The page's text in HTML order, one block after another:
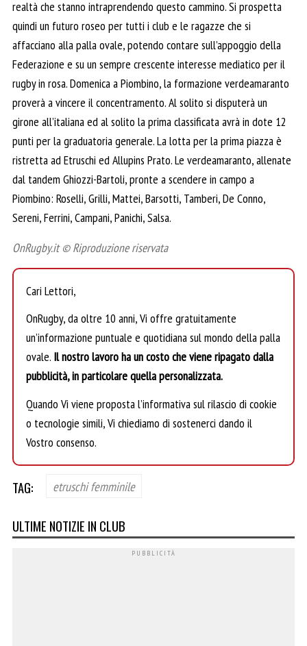
realtà che stanno intraprendendo questo cammino. Si prospetta
quindi un futuro roseo per tutti i club e le ragazze che si
affacciano alla palla ovale, potendo contare sull’appoggio della
Federazione e su un sempre crescente interesse mediatico per il
rugby in rosa. Domenica a Piombino, la formazione verdeamaranto
proverà a vincere il concentramento. Al solito si disputerà un
girone all’italiana ed al solito la prima classificata avrà in dote 12
punti per la graduatoria generale. La lotta per la prima piazza è
ristretta ad Etruschi ed Allupins Prato. Le verdeamaranto, allenate
dal tandem Ghiozzi-Bartoli, pronte a scendere in campo a
Piombino: Roselli, Grilli, Mattei, Barsotti, Tamberi, De Conno,
Sereni, Ferrini, Campani, Panichi, Salsa.
OnRugby.it © Riproduzione riservata
Cari Lettori,
OnRugby, da oltre 10 anni, Vi offre gratuitamente
un’informazione puntuale e quotidiana sul mondo della palla
ovale. Il nostro lavoro ha un costo che viene ripagato dalla
pubblicità, in particolare quella personalizzata.
Quando Vi viene proposta l’informativa sul rilascio di cookie
o tecnologie simili, Vi chiediamo di sostenerci dando il
Vostro consenso.
TAG: etruschi femminile
ULTIME NOTIZIE IN CLUB